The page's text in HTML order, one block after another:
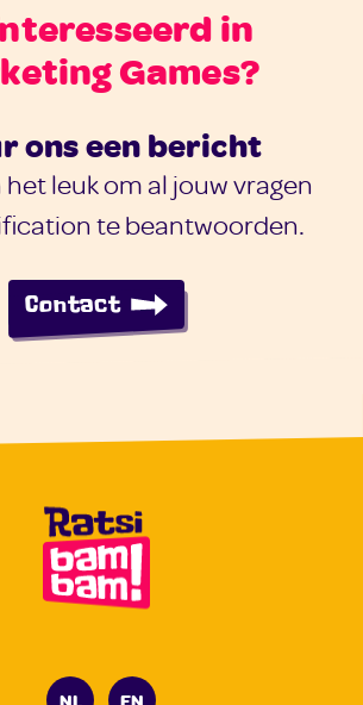
in
Games?
ons een bericht
leuk om al jouw vragen
te beantwoorden.
Contact